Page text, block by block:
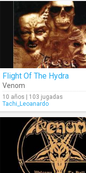
Flight Of The Hydra
Venom
10 años | 103 jugadas
Tachi_Leoanardo